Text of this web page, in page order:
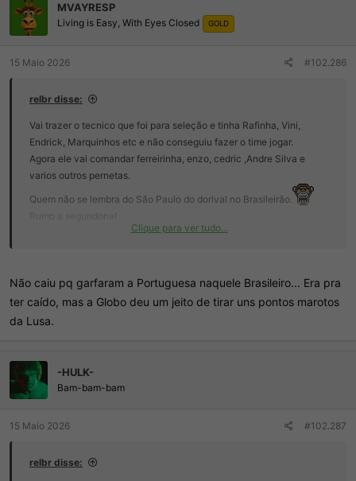
MVAYRESP
Living is Easy, With Eyes Closed GOLD
15 Maio 2026 #102.286
relbr disse:
Vai trazer o tecnico que foi para seleção e tinha Rafinha, Vini,
Endrick, Marquinhos etc e não conseguiu fazer o time jogar.
Agora ele vai comandar ferreirinha, enzo, cedric ,Andre Silva e
varios outros pernetas.
Quem não se lembra do São Paulo do dorival no Brasileirão.
Só vai sobrar Flamengo que nunca caiu no brasileirão
Clique para ver tudo...
Não caiu pq garfaram a Portuguesa naquele Brasileiro... Era pra
ter caído, mas a Globo deu um jeito de tirar uns pontos marotos
da Lusa.
-HULK-
Bam-bam-bam
15 Maio 2026 #102.287
relbr disse: